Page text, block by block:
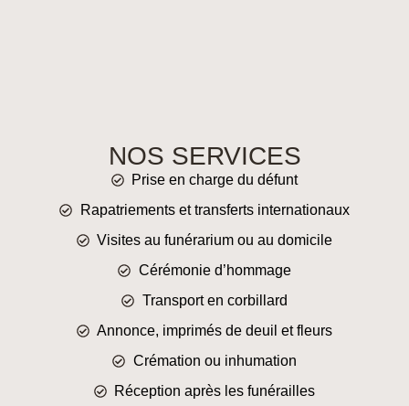
NOS SERVICES
Prise en charge du défunt
Rapatriements et transferts internationaux
Visites au funérarium ou au domicile
Cérémonie d’hommage
Transport en corbillard
Annonce, imprimés de deuil et fleurs
Crémation ou inhumation
Réception après les funérailles